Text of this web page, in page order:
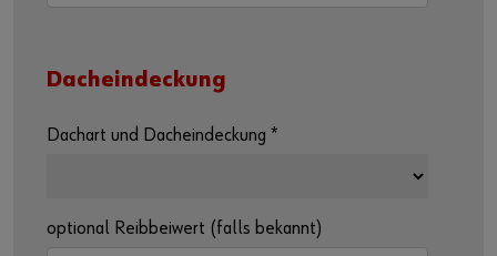
Dacheindeckung
Dachart und Dacheindeckung *
optional Reibbeiwert (falls bekannt)